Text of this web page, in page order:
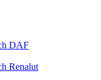
DAF
Renalut